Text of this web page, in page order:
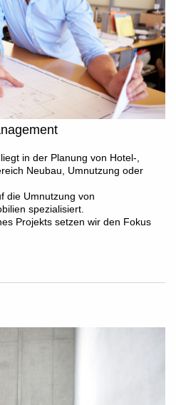
in der Planung von Hotel-,
Neubau, Umnutzung oder
die Umnutzung von
spezialisiert.
Projekts setzen wir den Fokus